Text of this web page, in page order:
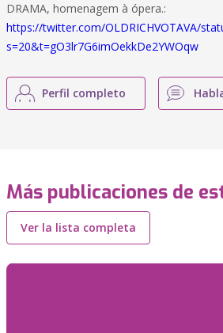
DRAMA, homenagem à ópera.:
https://twitter.com/OLDRICHVOTAVA/
s=20&t=gO3lr7G6imOekkDe2YWOqw
Perfil completo
Más publicaciones de
Ver la lista completa